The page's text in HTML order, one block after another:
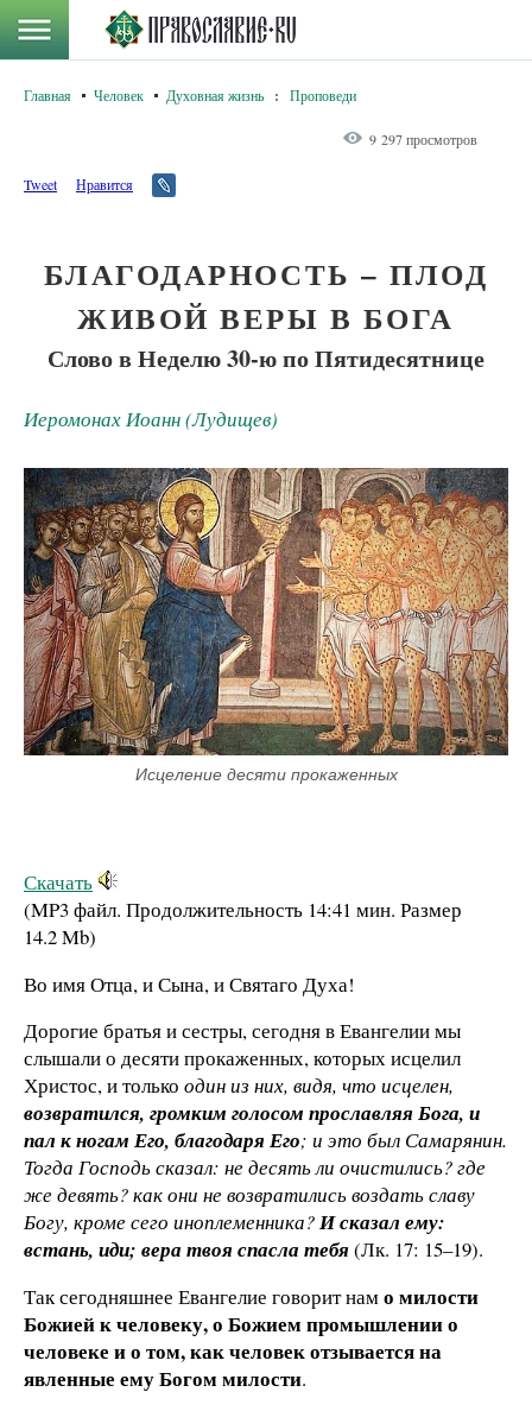
Главная Человек Духовная жизнь : Проповеди
9 297 просмотров
Tweet Нравится
БЛАГОДАРНОСТЬ – ПЛОД
ЖИВОЙ ВЕРЫ В БОГА
Слово в Неделю 30-ю по Пятидесятнице
Иеромонах Иоанн (Лудищев)
Исцеление десяти прокаженных
Скачать
(MP3 файл. Продолжительность 14:41 мин. Размер
14.2 Mb)
Во имя Отца, и Сына, и Святаго Духа!
Дорогие братья и сестры, сегодня в Евангелии мы
слышали о десяти прокаженных, которых исцелил
Христос, и только один из них, видя, что исцелен,
возвратился, громким голосом прославляя Бога, и
пал к ногам Его, благодаря Его; и это был Самарянин.
Тогда Господь сказал: не десять ли очистились? где
же девять? как они не возвратились воздать славу
Богу, кроме сего иноплеменника?И сказал ему:
встань, иди; вера твоя спасла тебя (Лк. 17: 15–19).
Так сегодняшнее Евангелие говорит намо милости
Божией к человеку, о Божием промышлении о
человеке и о том, как человек отзывается на
явленные ему Богом милости.